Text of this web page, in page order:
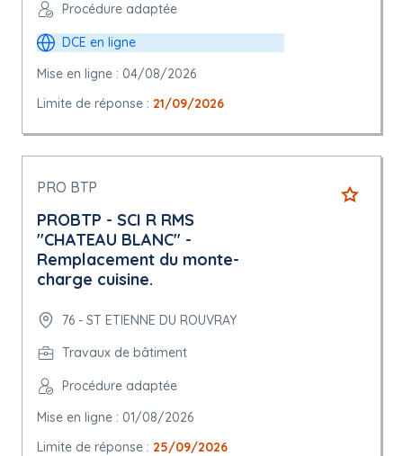
Procédure adaptée
DCE en ligne
Mise en ligne : 04/08/2026
Limite de réponse : 21/09/2026
PRO BTP
PROBTP - SCI R RMS
"CHATEAU BLANC" -
Remplacement du monte-
charge cuisine.
76 - ST ETIENNE DU ROUVRAY
Travaux de bâtiment
Procédure adaptée
Mise en ligne : 01/08/2026
Limite de réponse : 25/09/2026